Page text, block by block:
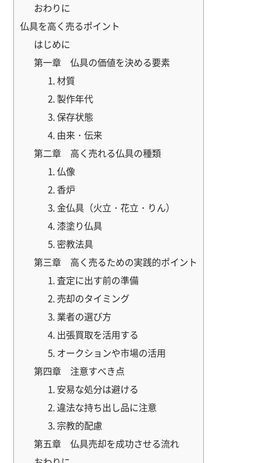
おわりに
仏具を高く売るポイント
はじめに
第一章 仏具の価値を決める要素
1. 材質
2. 製作年代
3. 保存状態
4. 由来・伝来
第二章 高く売れる仏具の種類
1. 仏像
2. 香炉
3. 金仏具（火立・花立・りん）
4. 漆塗り仏具
5. 密教法具
第三章 高く売るための実践的ポイント
1. 査定に出す前の準備
2. 売却のタイミング
3. 業者の選び方
4. 出張買取を活用する
5. オークションや市場の活用
第四章 注意すべき点
1. 安易な処分は避ける
2. 違法な持ち出し品に注意
3. 宗教的配慮
第五章 仏具売却を成功させる流れ